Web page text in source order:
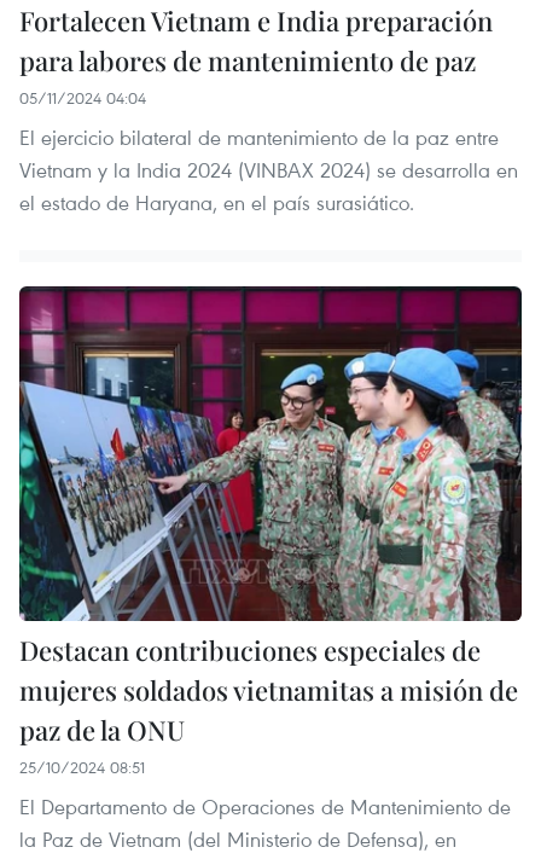
Fortalecen Vietnam e India preparación
para labores de mantenimiento de paz
05/11/2024 04:04
El ejercicio bilateral de mantenimiento de la paz entre
Vietnam y la India 2024 (VINBAX 2024) se desarrolla en
el estado de Haryana, en el país surasiático.
Destacan contribuciones especiales de
mujeres soldados vietnamitas a misión de
paz de la ONU
25/10/2024 08:51
El Departamento de Operaciones de Mantenimiento de
la Paz de Vietnam (del Ministerio de Defensa), en